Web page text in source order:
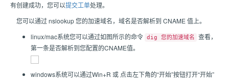
有创建成功，您可以提交工单处理。
您可以通过 nslookup 您的加速域名，域名是否解析到 CNAME 值上。
linux/mac系统您可以通过如图所示的命令 dig 您的加速域名
查看，
第一条是否解析到您配置的CNAME值。
windows系统可以通过Win+R 或 点击左下角的“开始”按钮打开“开始”